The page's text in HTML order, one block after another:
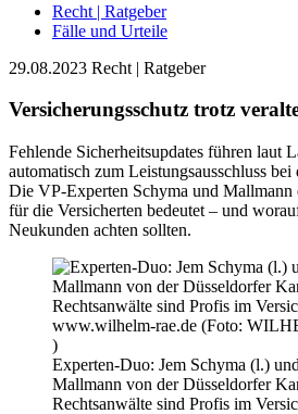
Recht | Ratgeber
Fälle und Urteile
29.08.2023 Recht | Ratgeber
Versicherungsschutz trotz
Fehlende Sicherheitsupdates führen laut
automatisch zum Leistungsausschluss
Die VP-Experten Schyma und Mallmann
für die Versicherten bedeutet – und
Neukunden achten sollten.
Experten-Duo: Jem Schyma (l.)
Mallmann von der Düsseldorfer
Rechtsanwälte sind Profis im